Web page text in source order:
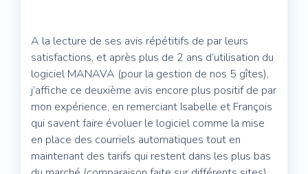
A la lecture de ses avis répétitifs de par leurs
satisfactions, et après plus de 2 ans d’utilisation du
logiciel MANAVA (pour la gestion de nos 5 gîtes),
j’affiche ce deuxième avis encore plus positif de par
mon expérience, en remerciant Isabelle et François
qui savent faire évoluer le logiciel comme la mise
en place des courriels automatiques tout en
maintenant des tarifs qui restent dans les plus bas